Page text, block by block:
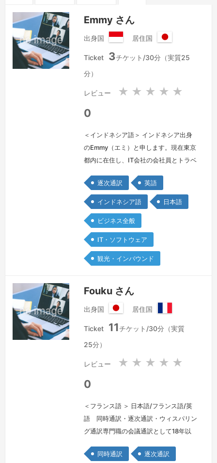
Emmy さん
出身国
ン
シ
国
居住国
本
Ticket 3チケット/30分（実質25
分）
レビュー ★ ★ ★ ★ ★
0
＜インドネシア語＞ インドネシア出身
のEmmy（エミ）と申します。現在東京
都内に在住し、IT会社の会社員とトラベ
者・編集者として勤めています。今ま
で、IT、トラベル、オートモーティブ、
医療（産科）などの分野に通訳・翻訳経
験があります。幅広い分野で通訳サポー
トさせていただきます。
逐次通訳 英語
インドネシア語 日本語
ビジネス全般
IT・ソフトウェア
観光・インバウンド
Fouku さん
出身国
本
居住国
ラ
共
Ticket 11チケット/30分（実質
25分）
レビュー ★ ★ ★ ★ ★
0
＜フランス語 ＞ 日本語/フランス語/英
語 同時通訳・逐次通訳・ウィスパリン
グ通訳専門職の会議通訳として18年以
住。オンサイトとオンライン通訳の両方
同時通訳 逐次通訳